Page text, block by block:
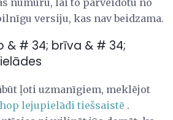
numuru, lai to pārveidotu no
versiju, kas nav beidzama.
& # 34; brīva & # 34;
ļoti uzmanīgiem, meklējot
lejupielādi tiešsaistē .